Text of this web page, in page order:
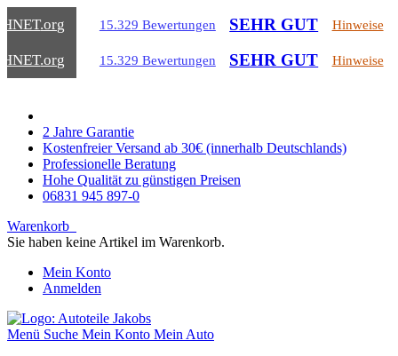
.org 15.329 Bewertungen SEHR GUT Hinweise
.org 15.329 Bewertungen SEHR GUT Hinweise
2 Jahre Garantie
Kostenfreier Versand ab 30€ (innerhalb Deutschlands)
Professionelle Beratung
Hohe Qualität zu günstigen Preisen
06831 945 897-0
Warenkorb
Sie haben keine Artikel im Warenkorb.
Mein Konto
Anmelden
Menü Suche Mein Konto Mein Auto